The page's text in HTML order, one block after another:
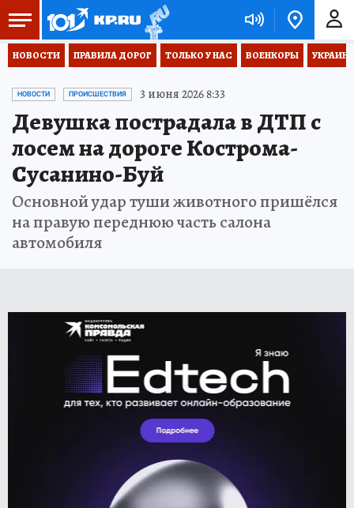
НОВОСТИ ПРАВИЛА ДОРОГ ТОЛЬКО У НАС ВОЕНКОРЫ
НОВОСТИ ПРОИСШЕСТВИЯ 3 июня 2026 8:33
Девушка пострадала в ДТП с
лосем на дороге Кострома-
Сусанино-Буй
Основной удар туши животного пришёлся
на правую переднюю часть салона
автомобиля